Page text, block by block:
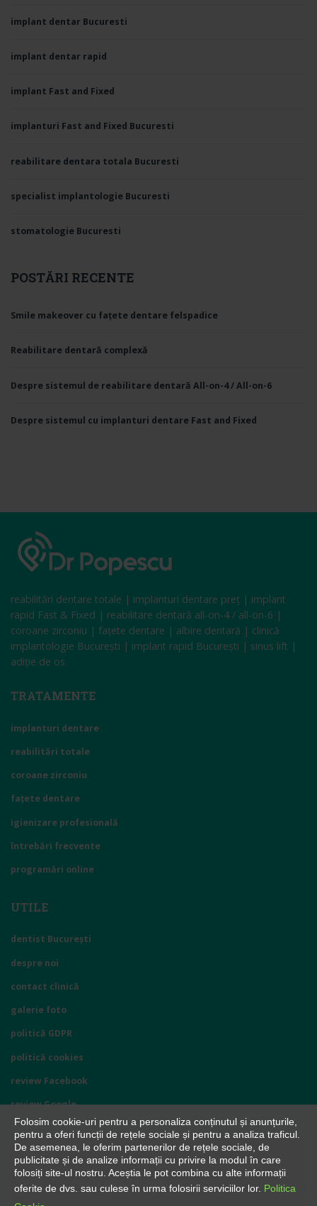
implant dentar Bucuresti
implant dentar rapid
implant Fast and Fixed
implanturi Fast and Fixed Bucuresti
reabilitare dentara totala Bucuresti
specialist implantologie Bucuresti
stomatologie Bucuresti
POSTĂRI RECENTE
Smile makeover cu fațete dentare felspadice
Reabilitare dentară complexă
Despre sistemul de reabilitare dentară All-on-4 / All-on-6
Despre sistemul cu implanturi dentare Fast and Fixed
reabilitări dentare totale | implanturi dentare preț | implant
rapid Fast & Fixed | reabilitare dentară all-on-4 / all-on-6 |
coroane zirconiu | fațete dentare | albire dentară | clinică
implantologie București | implant rapid București | sinus lift |
adiție de os
TRATAMENTE
implanturi dentare
reabilitări totale
coroane zirconiu
fațete dentare
igienizare profesională
întrebări frecvente
programări online
UTILE
dentist București
despre noi
contact clinică
galerie foto
politică GDPR
politică cookies
review Facebook
review Google
SOLICITĂ PROGRAMARE
+4 0722 474 796
Folosim cookie-uri pentru a personaliza conținutul și anunțurile,
pentru a oferi funcții de rețele sociale și pentru a analiza traficul.
De asemenea, le oferim partenerilor de rețele sociale, de
publicitate și de analize informații cu privire la modul în care
folosiți site-ul nostru. Aceștia le pot combina cu alte informații
oferite de dvs. sau culese în urma folosirii serviciilor lor. Politica